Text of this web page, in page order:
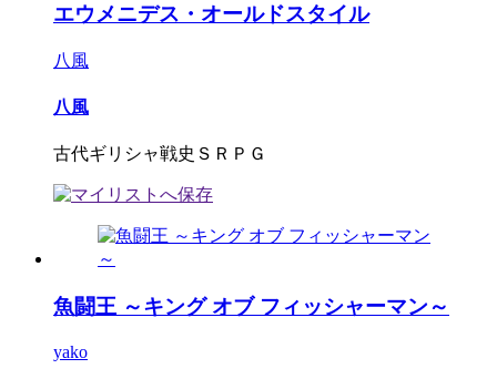
エウメニデス・オールドスタイル
八風
八風
古代ギリシャ戦史ＳＲＰＧ
魚闘王 ～キング オブ フィッシャーマン～
yako